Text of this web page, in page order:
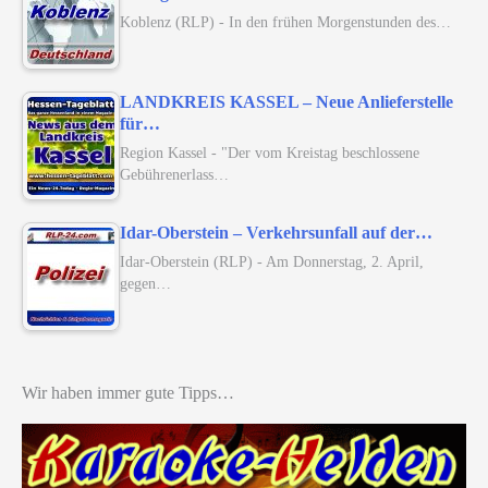
Koblenz (RLP) - In den frühen Morgenstunden des…
LANDKREIS KASSEL – Neue Anlieferstelle
für…
Region Kassel - "Der vom Kreistag beschlossene
Gebührenerlass…
Idar-Oberstein – Verkehrsunfall auf der…
Idar-Oberstein (RLP) - Am Donnerstag, 2. April,
gegen…
Wir haben immer gute Tipps…